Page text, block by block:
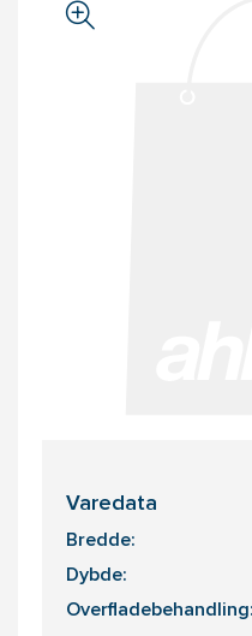
Varedata
Bredde:
Dybde:
Overfladebehandling: